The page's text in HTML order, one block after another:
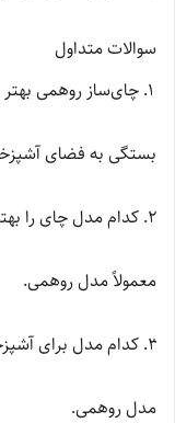
سوالات متداول
چای‌ساز روهمی
بستگی به فضای
کدام مدل چای را
معمولاً مدل روهمی.
کدام مدل برای
مدل روهمی.